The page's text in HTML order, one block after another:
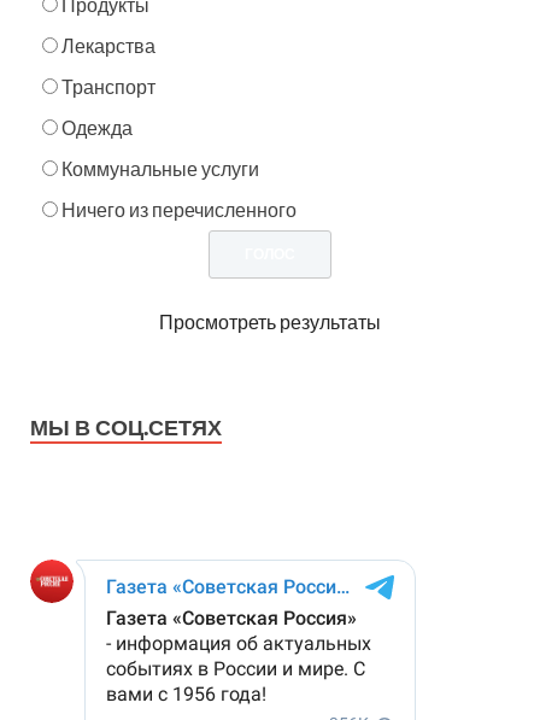
Лекарства
Транспорт
Одежда
Коммунальные услуги
Ничего из перечисленного
Просмотреть результаты
МЫ В СОЦ.СЕТЯХ